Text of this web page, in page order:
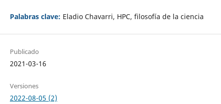
Palabras clave: Eladio Chavarri, HPC, filosofía de la ciencia
Publicado
2021-03-16
Versiones
2022-08-05 (2)